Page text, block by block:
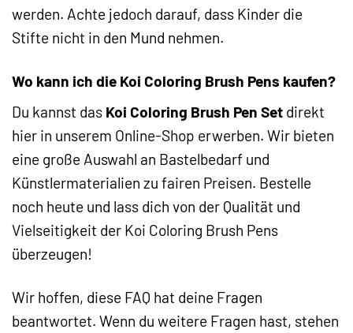
werden. Achte jedoch darauf, dass Kinder die
Stifte nicht in den Mund nehmen.
Wo kann ich die Koi Coloring Brush Pens kaufen?
Du kannst das Koi Coloring Brush Pen Set direkt
hier in unserem Online-Shop erwerben. Wir bieten
eine große Auswahl an Bastelbedarf und
Künstlermaterialien zu fairen Preisen. Bestelle
noch heute und lass dich von der Qualität und
Vielseitigkeit der Koi Coloring Brush Pens
überzeugen!
Wir hoffen, diese FAQ hat deine Fragen
beantwortet. Wenn du weitere Fragen hast, stehen